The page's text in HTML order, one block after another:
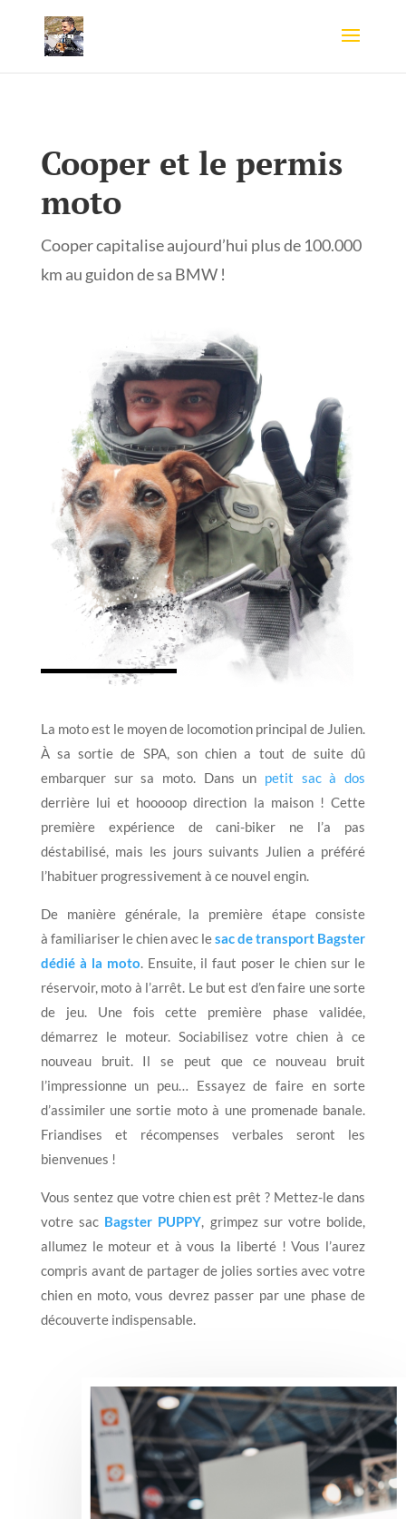
Cooper et le permis
moto
Cooper capitalise aujourd’hui plus de 100.000
km au guidon de sa BMW !
La moto est le moyen de locomotion principal de Julien.
À sa sortie de SPA, son chien a tout de suite dû
embarquer sur sa moto. Dans un petit sac à dos
derrière lui et hooooop direction la maison ! Cette
première expérience de cani-biker ne l’a pas
déstabilisé, mais les jours suivants Julien a préféré
l’habituer progressivement à ce nouvel engin.
De manière générale, la première étape consiste
à familiariser le chien avec lesac de transport Bagster
dédié à la moto. Ensuite, il faut poser le chien sur le
réservoir, moto à l’arrêt. Le but est d’en faire une sorte
de jeu. Une fois cette première phase validée,
démarrez le moteur. Sociabilisez votre chien à ce
nouveau bruit. Il se peut que ce nouveau bruit
l’impressionne un peu… Essayez de faire en sorte
d’assimiler une sortie moto à une promenade banale.
Friandises et récompenses verbales seront les
bienvenues !
Vous sentez que votre chien est prêt ? Mettez-le dans
votre sac Bagster PUPPY, grimpez sur votre bolide,
allumez le moteur et à vous la liberté ! Vous l’aurez
compris avant de partager de jolies sorties avec votre
chien en moto, vous devrez passer par une phase de
découverte indispensable.